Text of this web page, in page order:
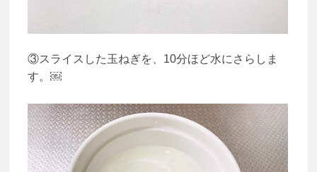
③スライスした玉ねぎを、10分ほど水にさらしま
す。￼